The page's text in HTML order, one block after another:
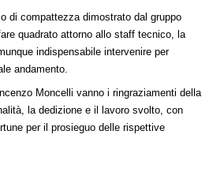
di compattezza dimostrato dal gruppo
quadrato attorno allo staff tecnico, la
indispensabile intervenire per
andamento.
Moncelli vanno i ringraziamenti della
la dedizione e il lavoro svolto, con
per il prosieguo delle rispettive